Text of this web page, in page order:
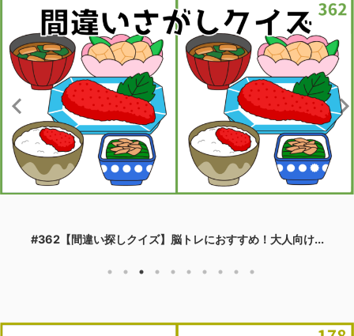
#362【間違い探しクイズ】脳トレにおすすめ！大人向け...